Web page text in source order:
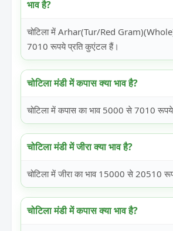
भाव है?
चोटिला में Arhar(Tur/Red
7010 रूपये प्रति कुएंटल हैं।
चोटिला मंडी में कपास क्या भाव है?
चोटिला में कपास का भाव 5000 से 7010
चोटिला मंडी में जीरा क्या भाव है?
चोटिला में जीरा का भाव 15000 से 20510
चोटिला मंडी में कपास क्या भाव है?